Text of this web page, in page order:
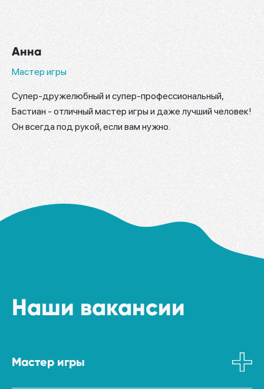
Анна
Мастер игры
Супер-дружелюбный и супер-профессиональный,
Бастиан - отличный мастер игры и даже лучший человек!
Он всегда под рукой, если вам нужно.
Наши вакансии
Мастер игры